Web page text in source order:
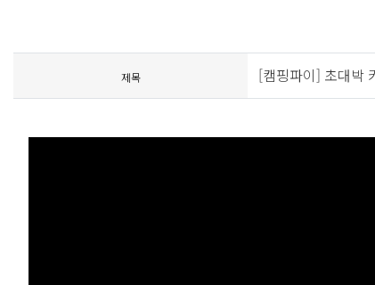
제목 [캠핑파이] 초대박